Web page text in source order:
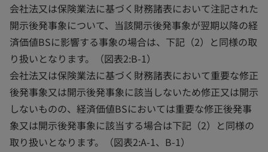
会社法又は保険業法に基づく財務諸表において注記された
開示後発事象について、当該開示後発事象が翌期以降の経
済価値BSに影響する事象の場合は、下記（2）と同様の取
り扱いとなります。（図表2:B-1）
会社法又は保険業法に基づく財務諸表において重要な修正
後発事象又は開示後発事象に該当しないため修正又は開示
しないものの、経済価値BSにおいては重要な修正後発事
象又は開示後発事象に該当する場合は下記（2）と同様の
取り扱いとなります。（図表2:A-1、B-1）